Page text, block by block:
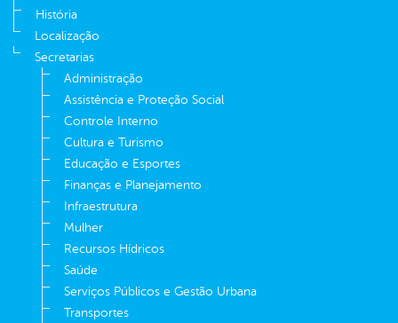
História
Localização
Secretarias
Administração
Assistência e Proteção Social
Controle Interno
Cultura e Turismo
Educação e Esportes
Finanças e Planejamento
Infraestrutura
Mulher
Recursos Hídricos
Saúde
Serviços Públicos e Gestão Urbana
Transportes